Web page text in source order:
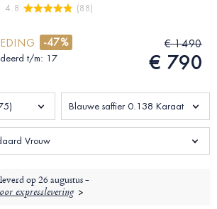
4.8 (88)
-47%
t/m: 17
€ 1490
€ 790
Blauwe saffier 0.138 Karaat
Vrouw
op26 augustus -
expresslevering